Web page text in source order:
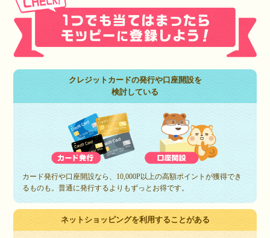
クレジットカードの発行や口座開設を
検討している
カード発行や口座開設なら、10,000P以上の高額ポイントが獲得でき
るものも。普通に発行するよりもずっとお得です。
ネットショッピングを利用することがある